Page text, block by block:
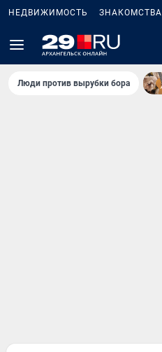
НЕДВИЖИМОСТЬ ЗНАКОМСТВА
Люди против вырубки бора